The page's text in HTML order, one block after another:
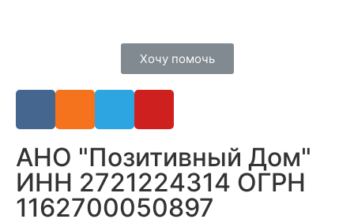
Хочу помочь
АНО "Позитивный Дом"
ИНН 2721224314 ОГРН
1162700050897